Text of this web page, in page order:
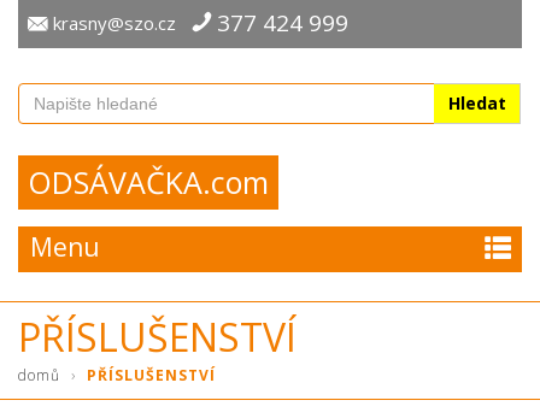
krasny@szo.cz 377 424 999
Hledat
ODSÁVAČKA.com
Menu
PŘÍSLUŠENSTVÍ
domů › PŘÍSLUŠENSTVÍ